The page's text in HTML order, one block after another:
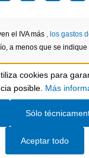
el IVA más , los gastos
a menos que se
cookies para
posible. Más
Sólo
Aceptar todo